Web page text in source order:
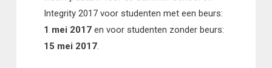
Integrity 2017 voor studenten met een beurs:
1 mei 2017en voor studenten zonder beurs:
15 mei 2017.